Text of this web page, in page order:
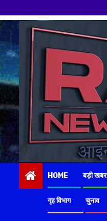
Skip
to
content
HOME बड़ी खबर
गृह विभाग चुनाव